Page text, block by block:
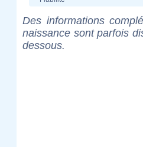
Des informations
naissance sont parfois
dessous.